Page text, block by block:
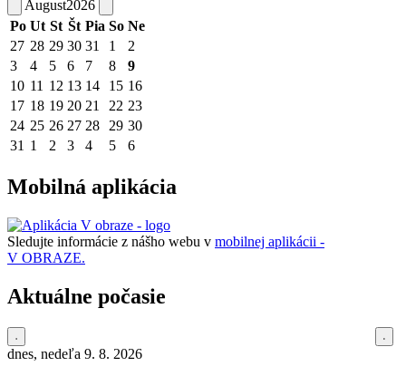
August2026
Po Ut St Št Pia So Ne
27 28 29 30 31 1
2
3
4 5 6 7 8
9
10 11 12 13 14 15 16
17 18 19 20 21 22 23
24 25 26 27 28 29 30
31 1 2 3 4 5 6
Mobilná aplikácia
Sledujte informácie z nášho webu v mobilnej aplikácii -
V OBRAZE.
Aktuálne počasie
dnes, nedeľa 9. 8. 2026